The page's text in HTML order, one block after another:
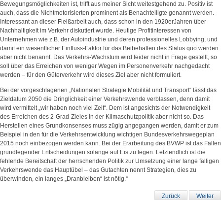
Bewegungsmöglichkeiten ist, trifft aus meiner Sicht weitestgehend zu. Positiv ist
auch, dass die Nichtmotorisierten prominent als Benachteiligte genannt werden.
Interessant an dieser Fleißarbeit auch, dass schon in den 1920erJahren über
Nachhaltigkeit im Verkehr diskutiert wurde. Heutige Profitinteressen von
Unternehmen wie z.B. der Autoindustrie und deren professionelles Lobbying, und
damit ein wesentlicher Einfluss-Faktor für das Beibehalten des Status quo werden
aber nicht benannt. Das Verkehrs-Wachstum wird leider nicht in Frage gestellt, so
soll über das Erreichen von weniger Wegen im Personenverkehr nachgedacht
werden – für den Güterverkehr wird dieses Ziel aber nicht formuliert.
Bei der vorgeschlagenen „Nationalen Strategie Mobilität und Transport“ lässt das
Zieldatum 2050 die Dringlichkeit einer Verkehrswende verblassen, denn damit
wird vermittelt „wir haben noch viel Zeit“. Dem ist angesichts der Notwendigkeit
des Erreichen des 2-Grad-Zieles in der Klimaschutzpolitik aber nicht so. Das
Herstellen eines Grundkonsenses muss zügig angegangen werden, damit er zum
Beispiel in den für die Verkehrsentwicklung wichtigen Bundesverkehrswegeplan
2015 noch einbezogen werden kann. Bei der Erarbeitung des BVWP ist das Fällen
grundlegender Entscheidungen solange auf Eis zu legen. Letztendlich ist die
fehlende Bereitschaft der herrschenden Politik zur Umsetzung einer lange fälligen
Verkehrswende das Hauptübel – das Gutachten nennt Strategien, dies zu
überwinden, ein langes „Dranbleiben“ ist nötig.“
Zurück Weiter